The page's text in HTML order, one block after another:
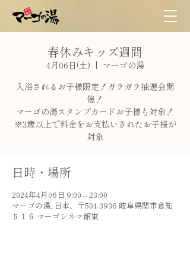
春休みキッズ週間
4月06日(土)
  |
マーゴの湯
入浴されるお子様限定！ガラガラ抽選会開
催！
マーゴの湯スタンプカードお子様も対象！
※3歳以上で料金をお支払いされたお子様が
対象
日時・場所
2024年4月06日 9:00 – 23:00
マーゴの湯, 日本、〒501-3936 岐阜県関市倉知
５１６ マーゴシネマ館東